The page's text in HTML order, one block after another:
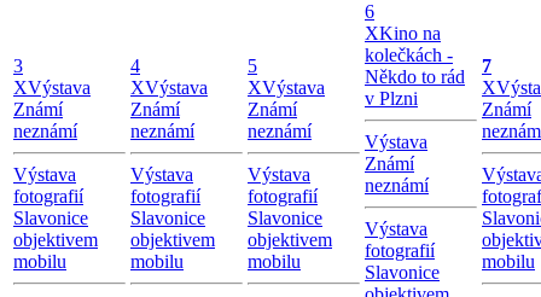
3
XVýstava
Známí
neznámí
Výstava
fotografií
Slavonice
objektivem
mobilu
4
XVýstava
Známí
neznámí
Výstava
fotografií
Slavonice
objektivem
mobilu
5
XVýstava
Známí
neznámí
Výstava
fotografií
Slavonice
objektivem
mobilu
6
XKino na
kolečkách -
Někdo to rád
v Plzni
Výstava
Známí
neznámí
Výstava
fotografií
Slavonice
7
X
Známí
mobilu